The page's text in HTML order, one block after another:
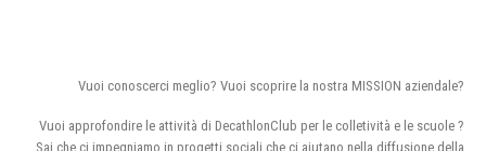
Vuoi conoscerci meglio? Vuoi scoprire la nostra MISSION aziendale?
Vuoi approfondire le attività di DecathlonClub per le colletività e le scuole ?
Sai che ci impegniamo in progetti sociali che ci aiutano nella diffusione della